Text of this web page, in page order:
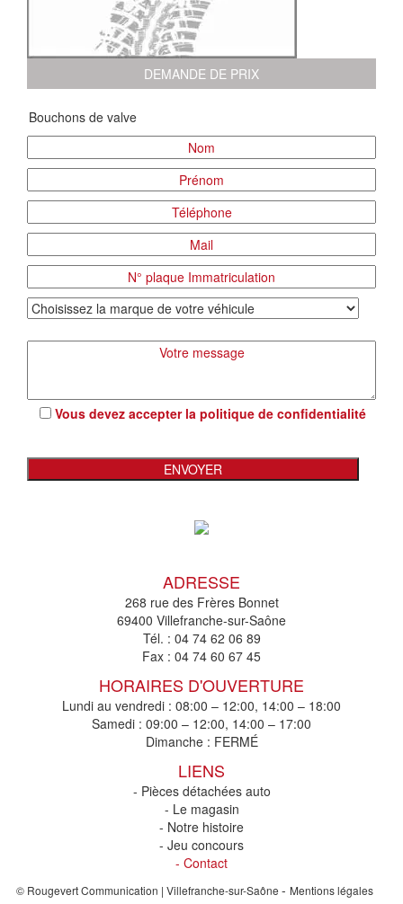
DEMANDE DE PRIX
Vous devez accepter la politique de confidentialité
ADRESSE
268 rue des Frères Bonnet
69400 Villefranche-sur-Saône
Tél. : 04 74 62 06 89
Fax : 04 74 60 67 45
HORAIRES D'OUVERTURE
Lundi au vendredi : 08:00 – 12:00, 14:00 – 18:00
Samedi : 09:00 – 12:00, 14:00 – 17:00
Dimanche : FERMÉ
LIENS
- Pièces détachées auto
- Le magasin
- Notre histoire
- Jeu concours
- Contact
© Rougevert Communication | Villefranche-sur-Saône - Mentions légales